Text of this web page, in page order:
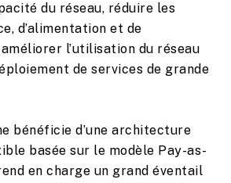
du réseau, réduire les
d’alimentation et de
l’utilisation du réseau
de services de grande
bénéficie d’une architecture
basée sur le modèle Pay-as-
en charge un grand éventail